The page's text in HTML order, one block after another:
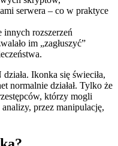
serwera – co w praktyce
innych rozszerzeń
im „zagłuszyć”
Ikonka się świeciła,
normalnie działał. Tylko że
którzy mogli
przez manipulację,